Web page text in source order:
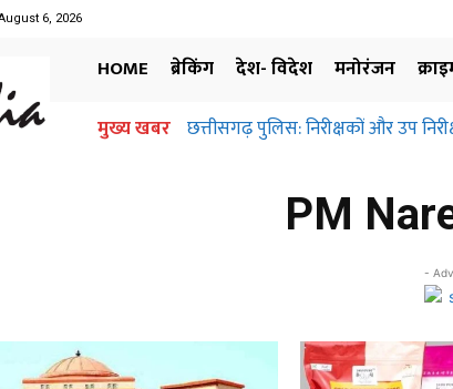
6, 2026
HOME ब्रेकिंग देश- विदेश मनोरंजन
मुख्य खबरछत्तीसगढ़ पुलिस: निरीक्षकों और उप
अधिग्रहण और मुआवजा दिए बिना जमीन
PM
-